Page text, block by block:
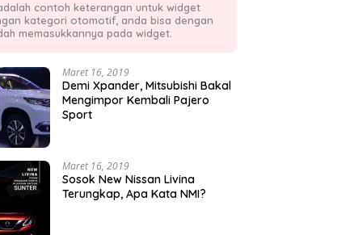
contoh keterangan untuk widget
kategori otomotif, anda bisa dengan
memasukkannya pada widget.
Maret 16, 2019
Demi Xpander, Mitsubishi Bakal
Mengimpor Kembali Pajero
Sport
Maret 16, 2019
Sosok New Nissan Livina
Terungkap, Apa Kata NMI?